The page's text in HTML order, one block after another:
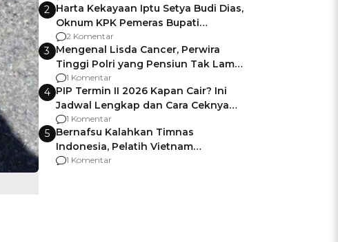
2 Harta Kekayaan Iptu Setya Budi Dias,
Oknum KPK Pemeras Bupati
Pemalang
2 Komentar
3 Mengenal Lisda Cancer, Perwira
Tinggi Polri yang Pensiun Tak Lama
Usai Jadi Brigjen
1 Komentar
4 PIP Termin II 2026 Kapan Cair? Ini
Jadwal Lengkap dan Cara Ceknya
agar Dana Tidak Hangus!
1 Komentar
5 Bernafsu Kalahkan Timnas
Indonesia, Pelatih Vietnam
Berencana Pakai Jimat di Pakansari
1 Komentar